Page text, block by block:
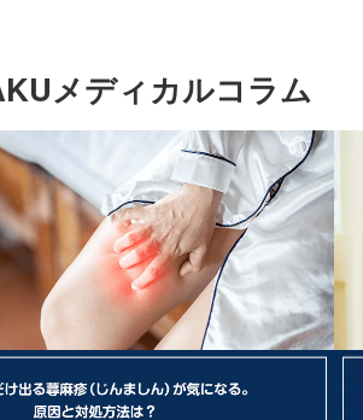
メディカルコラム